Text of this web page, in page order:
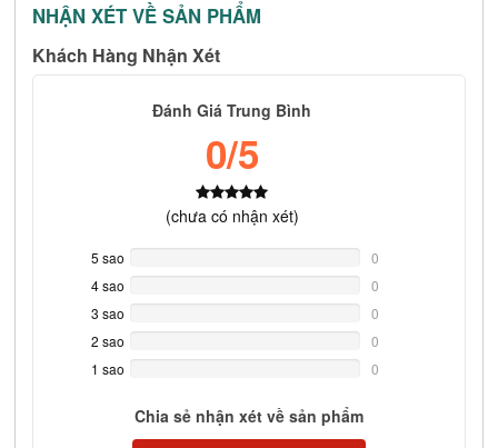
NHẬN XÉT VỀ SẢN PHẨM
Khách Hàng Nhận Xét
Đánh Giá Trung Bình
0/5
(chưa có nhận xét)
5 sao
Complete
0
4 sao
Complete
0
3 sao
Complete
0
2 sao
Complete
0
1 sao
0
Chia sẻ nhận xét về sản phẩm